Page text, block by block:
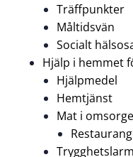
Träffpunkter
Måltidsvän
Socialt
Hjälp i hemmet
Hjälpmedel
Hemtjänst
Mat i